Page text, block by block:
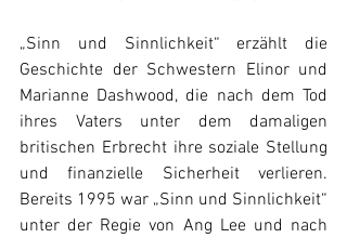
„Sinn und Sinnlichkeit“ erzählt die
Geschichte der Schwestern Elinor und
Marianne Dashwood, die nach dem Tod
ihres Vaters unter dem damaligen
britischen Erbrecht ihre soziale Stellung
und finanzielle Sicherheit verlieren.
Bereits 1995 war „Sinn und Sinnlichkeit“
unter der Regie von Ang Lee und nach